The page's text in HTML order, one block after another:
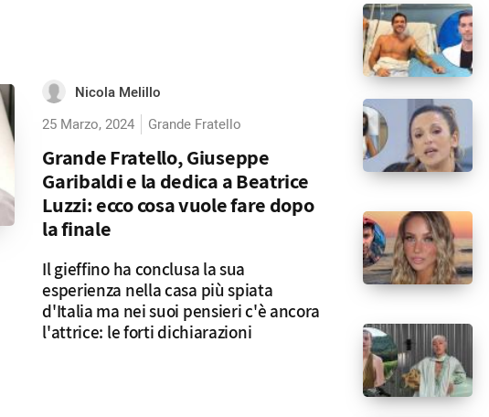
Nicola Melillo
25 Marzo, 2024
Grande Fratello
Grande Fratello, Giuseppe
Garibaldi e la dedica a Beatrice
Luzzi: ecco cosa vuole fare dopo
la finale
Il gieffino ha conclusa la sua
esperienza nella casa più spiata
d'Italia ma nei suoi pensieri c'è ancora
l'attrice: le forti dichiarazioni